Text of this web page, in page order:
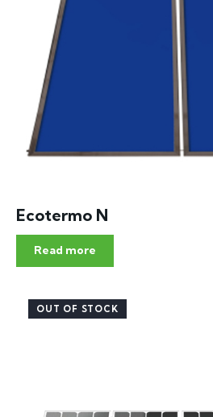
Ecotermo N
Read more
OUT OF STOCK